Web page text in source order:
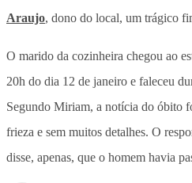
Araujo, dono do local, um trágico
O marido da cozinheira chegou ao
20h do dia 12 de janeiro e faleceu
Segundo Miriam, a notícia do óbito
frieza e sem muitos detalhes. O
disse, apenas, que o homem havia